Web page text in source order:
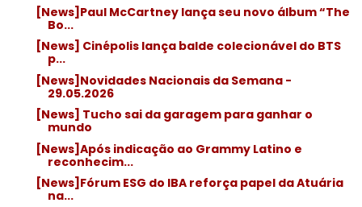
[News]Paul McCartney lança seu novo álbum “The
Bo...
[News] Cinépolis lança balde colecionável do BTS
p...
[News]Novidades Nacionais da Semana -
29.05.2026
[News] Tucho sai da garagem para ganhar o
mundo
[News]Após indicação ao Grammy Latino e
reconhecim...
[News]Fórum ESG do IBA reforça papel da Atuária
na...